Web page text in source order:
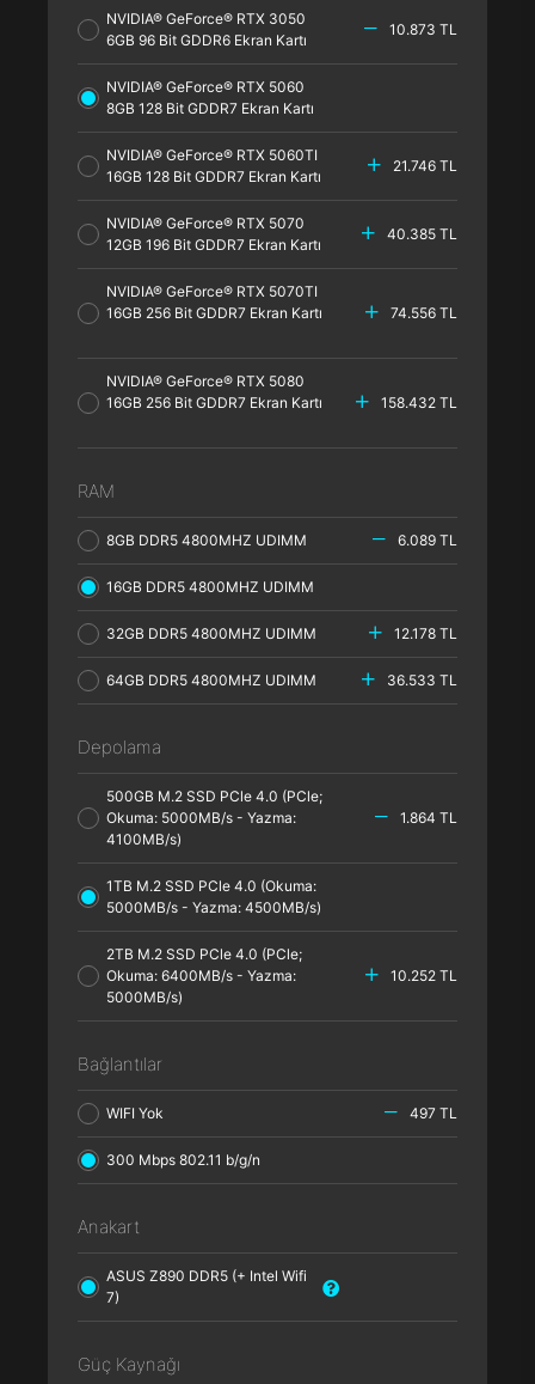
NVIDIA® GeForce® RTX 3050
6GB 96 Bit GDDR6 Ekran Kartı
10.873 TL
NVIDIA® GeForce® RTX 5060
8GB 128 Bit GDDR7 Ekran Kartı
NVIDIA® GeForce® RTX 5060TI
16GB 128 Bit GDDR7 Ekran Kartı
21.746 TL
NVIDIA® GeForce® RTX 5070
12GB 196 Bit GDDR7 Ekran Kartı
40.385 TL
NVIDIA® GeForce® RTX 5070TI
16GB 256 Bit GDDR7 Ekran Kartı
74.556 TL
NVIDIA® GeForce® RTX 5080
16GB 256 Bit GDDR7 Ekran Kartı
158.432 TL
RAM
8GB DDR5 4800MHZ UDIMM 6.089 TL
16GB DDR5 4800MHZ UDIMM
32GB DDR5 4800MHZ UDIMM 12.178 TL
64GB DDR5 4800MHZ UDIMM 36.533 TL
Depolama
500GB M.2 SSD PCle 4.0 (PCle;
Okuma: 5000MB/s - Yazma:
4100MB/s)
1.864 TL
1TB M.2 SSD PCle 4.0 (Okuma:
5000MB/s - Yazma: 4500MB/s)
2TB M.2 SSD PCle 4.0 (PCle;
Okuma: 6400MB/s - Yazma:
5000MB/s)
10.252 TL
Bağlantılar
WIFI Yok 497 TL
300 Mbps 802.11 b/g/n
Anakart
ASUS Z890 DDR5 (+ Intel Wifi
7)
Güç Kaynağı